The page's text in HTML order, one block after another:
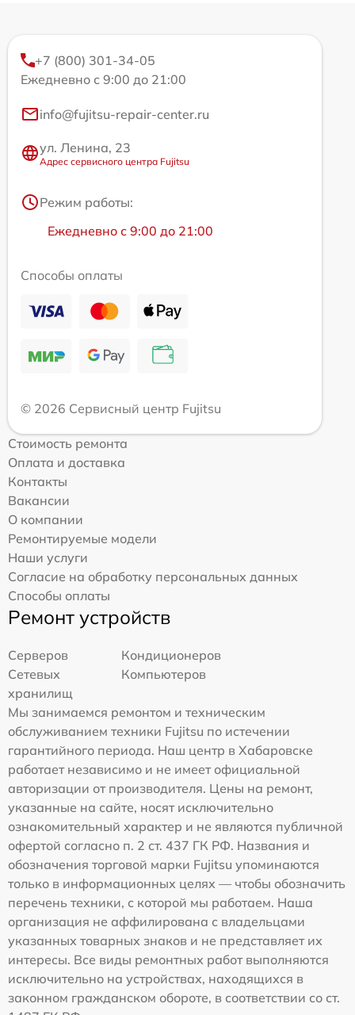
+7 (800) 301-34-05
Ежедневно с 9:00 до 21:00
info@fujitsu-repair-center.ru
ул. Ленина, 23
Адрес сервисного центра Fujitsu
Режим работы:
Ежедневно с 9:00 до 21:00
Способы оплаты
© 2026 Сервисный центр Fujitsu
Стоимость ремонта
Оплата и доставка
Контакты
Вакансии
О компании
Ремонтируемые модели
Наши услуги
Согласие на обработку персональных данных
Способы оплаты
Ремонт устройств
Серверов
Кондиционеров
Сетевых
хранилищ
Компьютеров
Мы занимаемся ремонтом и техническим
обслуживанием техники Fujitsu по истечении
гарантийного периода. Наш центр в Хабаровске
работает независимо и не имеет официальной
авторизации от производителя. Цены на ремонт,
указанные на сайте, носят исключительно
ознакомительный характер и не являются публичной
офертой согласно п. 2 ст. 437 ГК РФ. Названия и
обозначения торговой марки Fujitsu упоминаются
только в информационных целях — чтобы обозначить
перечень техники, с которой мы работаем. Наша
организация не аффилирована с владельцами
указанных товарных знаков и не представляет их
интересы. Все виды ремонтных работ выполняются
исключительно на устройствах, находящихся в
законном гражданском обороте, в соответствии со ст.